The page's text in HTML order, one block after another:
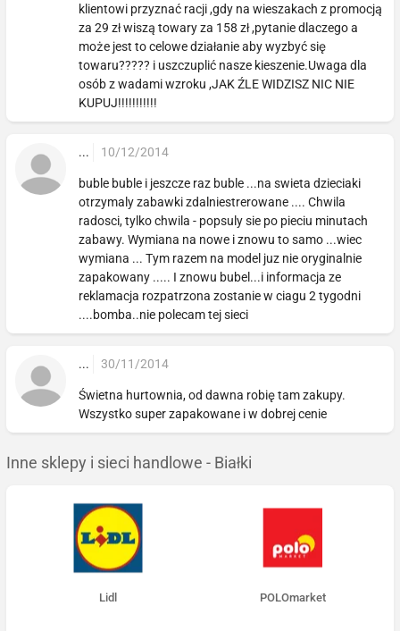
klientowi przyznać racji ,gdy na wieszakach z promocją
za 29 zł wiszą towary za 158 zł ,pytanie dlaczego a
może jest to celowe działanie aby wyzbyć się
towaru????? i uszczuplić nasze kieszenie.Uwaga dla
osób z wadami wzroku ,JAK ŹLE WIDZISZ NIC NIE
KUPUJ!!!!!!!!!!!
... 10/12/2014
buble buble i jeszcze raz buble ...na swieta dzieciaki
otrzymaly zabawki zdalniestrerowane .... Chwila
radosci, tylko chwila - popsuly sie po pieciu minutach
zabawy. Wymiana na nowe i znowu to samo ...wiec
wymiana ... Tym razem na model juz nie oryginalnie
zapakowany ..... I znowu bubel...i informacja ze
reklamacja rozpatrzona zostanie w ciagu 2 tygodni
....bomba..nie polecam tej sieci
... 30/11/2014
Świetna hurtownia, od dawna robię tam zakupy.
Wszystko super zapakowane i w dobrej cenie
Inne sklepy i sieci handlowe - Białki
Lidl POLOmarket